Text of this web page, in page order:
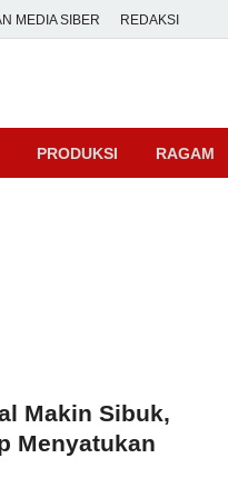
MEDIA SIBER REDAKSI
Sinema
PRODUKSI RAGAM
Makin Sibuk,
Menyatukan